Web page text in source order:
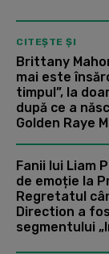
CITEȘTE ȘI
Brittany
mai este
timpul”, la
după ce a
Golden Raye
Fanii lui Liam
de emoție la
Regretatul
Direction a
segmentului